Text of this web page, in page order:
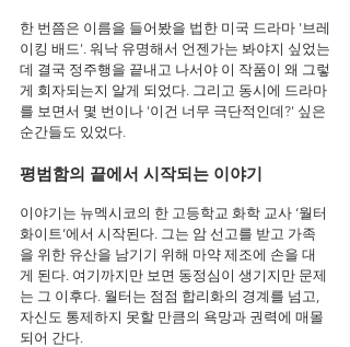
한 번쯤은 이름을 들어봤을 법한 미국 드라마 '브레
이킹 배드'. 워낙 유명해서 언젠가는 봐야지 싶었는
데 결국 정주행을 끝내고 나서야 이 작품이 왜 그렇
게 회자되는지 알게 되었다. 그리고 동시에 드라마
를 보면서 몇 번이나 '이건 너무 극단적인데?' 싶은
순간들도 있었다.
평범함의 끝에서 시작되는 이야기
이야기는 뉴멕시코의 한 고등학교 화학 교사 ‘월터
화이트’에서 시작된다. 그는 암 선고를 받고 가족
을 위한 유산을 남기기 위해 마약 제조에 손을 대
게 된다. 여기까지만 보면 동정심이 생기지만 문제
는 그 이후다. 월터는 점점 합리화의 경계를 넘고,
자신도 통제하지 못할 만큼의 욕망과 권력에 매몰
되어 간다.